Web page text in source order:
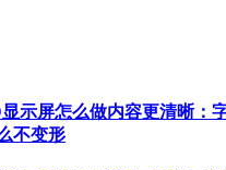
示屏怎么做内容更清晰：
不变形